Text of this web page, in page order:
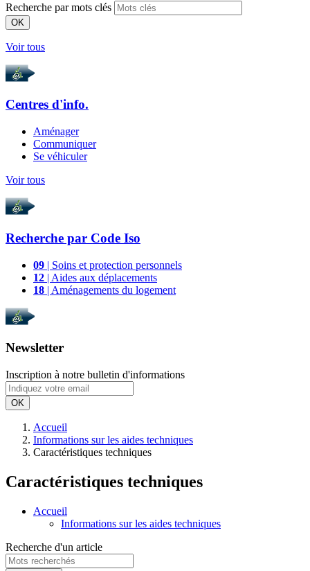
Recherche par mots clés
OK
Voir tous
Centres d'info.
Aménager
Communiquer
Se véhiculer
Voir tous
Recherche par Code Iso
09 | Soins et protection personnels
12 | Aides aux déplacements
18 | Aménagements du logement
Newsletter
Inscription à notre bulletin d'informations
OK
Accueil
Informations sur les aides techniques
Caractéristiques techniques
Caractéristiques techniques
Accueil
Informations sur les aides techniques
Recherche d'un article